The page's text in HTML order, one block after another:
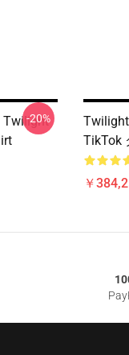
Twilight
-20%
TikTok
￥